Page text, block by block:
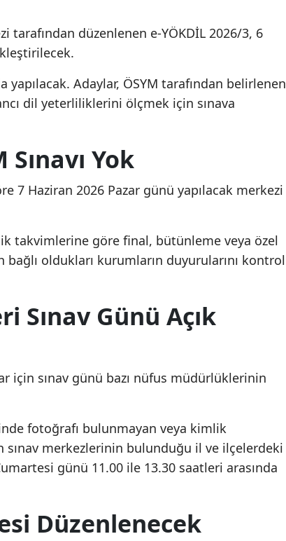
tarafından düzenlenen e-YÖKDİL 2026/3, 6
yapılacak. Adaylar, ÖSYM tarafından belirlenen
dil yeterliliklerini ölçmek için sınava
Yok
7 Haziran 2026 Pazar günü yapılacak merkezi
takvimlerine göre final, bütünleme veya özel
oldukları kurumların duyurularını kontrol
Günü Açık
için sınav günü bazı nüfus müdürlüklerinin
fotoğrafı bulunmayan veya kimlik
merkezlerinin bulunduğu il ve ilçelerdeki
günü 11.00 ile 13.30 saatleri arasında
Düzenlenecek